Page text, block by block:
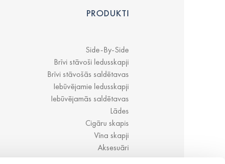
PRODUKTI
Side-By-Side
Brīvi stāvoši ledusskapji
Brīvi stāvošās saldētavas
Iebūvējamie ledusskapji
Iebūvējamās saldētavas
Lādes
Cigāru skapis
Vīna skapji
Aksesuāri